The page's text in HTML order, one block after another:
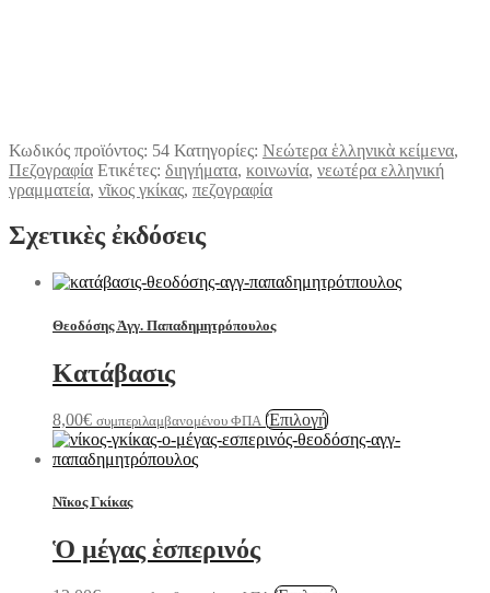
Κωδικός προϊόντος: 54 Κατηγορίες: Νεώτερα ἑλληνικὰ κείμενα,
Πεζογραφία Ετικέτες: διηγήματα, κοινωνία, νεωτέρα ελληνική
γραμματεία, νῖκος γκίκας, πεζογραφία
Σχετικὲς ἐκδόσεις
Θεοδόσης Ἀγγ. Παπαδημητρόπουλος
Κατάβασις
8,00€ συμπεριλαμβανομένου ΦΠΑ ἘπιλογήΑυτό
το
Νῖκος Γκίκας
Ὁ μέγας ἑσπερινός